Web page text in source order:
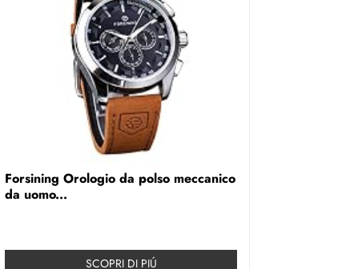
Forsining Orologio da polso meccanico
da uomo...
SCOPRI DI PIÚ